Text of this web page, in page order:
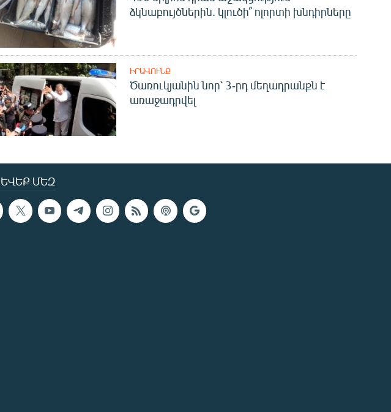
ձկնաբույծներին. կլուծի՞ ոլորտի խնդիրները
ԻՐԱՎՈՒՆՔ
Ծառուկյանին նոր՝ 3-րդ մեղադրանքն է
առաջադրվել
ՄԵԶ